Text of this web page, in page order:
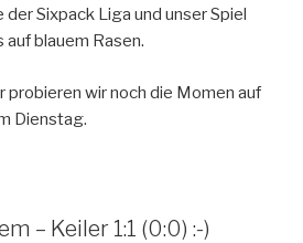
der Sixpack Liga und unser Spiel
blauem Rasen.
probieren wir noch die Momen auf
Dienstag.
– Keiler 1:1 (0:0) :-)